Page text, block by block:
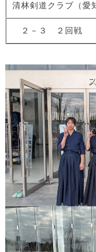
清林剣道クラブ（愛
２－３ ２回戦